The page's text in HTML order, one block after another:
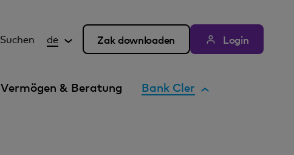
Suchen de Zak downloaden Login
Vermögen & Beratung Bank Cler